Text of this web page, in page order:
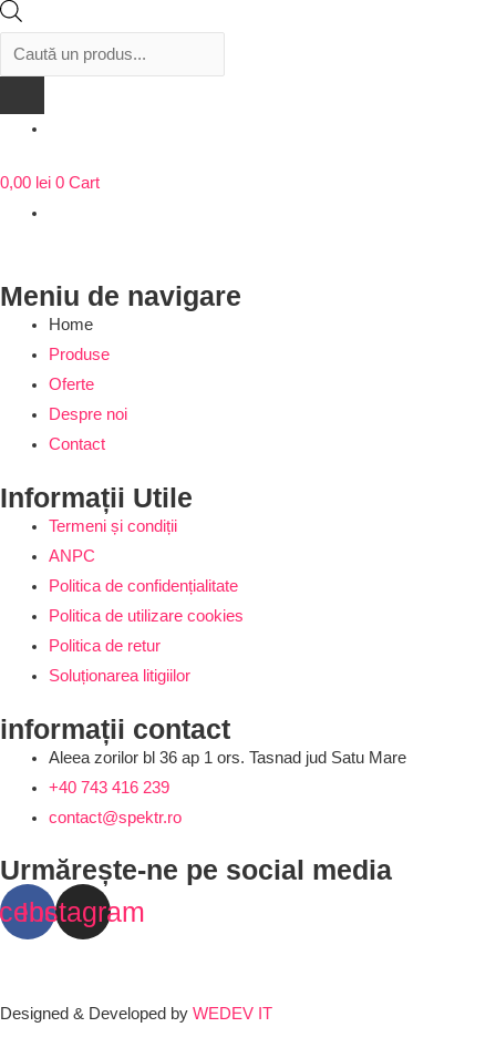
Products
search
0,00 lei 0 Cart
Meniu de navigare
Home
Produse
Oferte
Despre noi
Contact
Informații Utile
Termeni și condiții
ANPC
Politica de confidențialitate
Politica de utilizare cookies
Politica de retur
Soluționarea litigiilor
informații contact
Aleea zorilor bl 36 ap 1 ors. Tasnad jud Satu Mare
+40 743 416 239
contact@spektr.ro
Urmărește-ne pe social media
Instagram
Designed & Developed by WEDEV IT